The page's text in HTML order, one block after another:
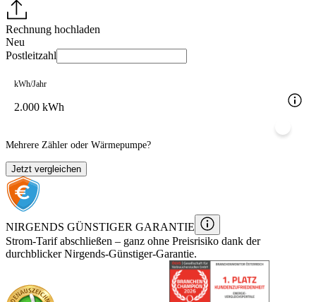
Rechnung hochladen
Neu
Postleitzahl
kWh/Jahr
Mehrere Zähler oder Wärmepumpe?
Jetzt vergleichen
NIRGENDS GÜNSTIGER GARANTIE
Strom-Tarifabschließen – ganz ohne Preisrisiko dank der
durchblicker Nirgends-Günstiger-Garantie.